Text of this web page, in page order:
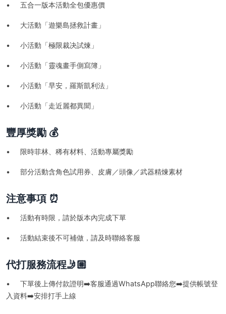
• 五合一版本活動全包優惠價
• 大活動「遊樂島拯救計畫」
• 小活動「極限裁决試煉」
• 小活動「靈魂畫手側寫簿」
• 小活動「早安，羅斯凱利法」
• 小活動「走近麗都異聞」
豐厚獎勵 💰
• 限時菲林、稀有材料、活動專屬獎勵
• 部分活動含角色試用券、皮膚／頭像／武器精煉素材
注意事項 ⏰
• 活動有時限，請於版本內完成下單
• 活動結束後不可補做，請及時聯絡客服
代打服務流程🤳🏼
• 下單後上傳付款證明➡️客服通過WhatsApp聯絡您➡️提供帳號登
入資料➡️安排打手上線